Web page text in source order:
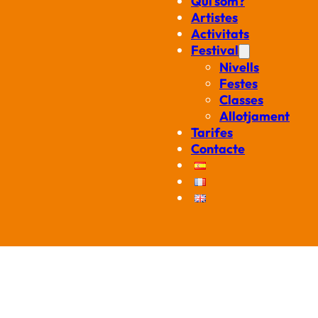
Artistes
Activitats
Festival
Nivells
Festes
Classes
Allotjament
Tarifes
Contacte